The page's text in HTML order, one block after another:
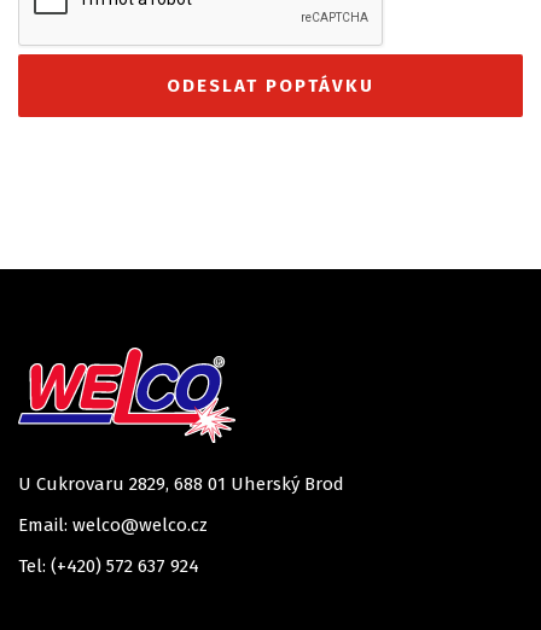
U Cukrovaru 2829, 688 01 Uherský Brod
Email: welco@welco.cz
Tel: (+420) 572 637 924